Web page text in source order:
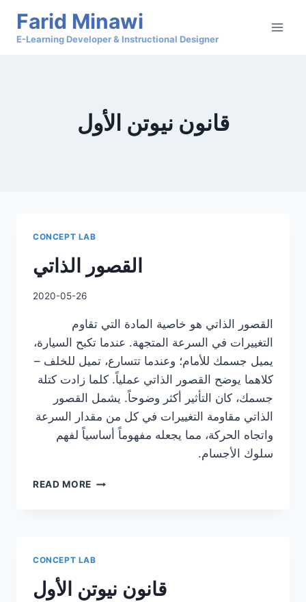
content
Farid Minawi
E-Learning Developer & Instructional Designer
قانون نيوتن الأول
CONCEPT LAB
القصور الذاتي
2020-05-26
القصور الذاتي هو خاصية المادة التي تقاوم
التغييرات في السرعة المتجهة. عندما تكبح السيارة،
يميل جسمك للأمام؛ وعندما تتسارع، تميل للخلف –
كلاهما يوضح القصور الذاتي عملياً. كلما زادت كتلة
جسمك، كان التأثير أكثر وضوحاً. يشمل القصور
الذاتي مقاومة التغييرات في كل من مقدار السرعة
واتجاه الحركة، مما يجعله مفهوماً أساسياً لفهم
سلوك الأجسام.
READ MORE القصور
CONCEPT LAB
قانون نيوتن الأول